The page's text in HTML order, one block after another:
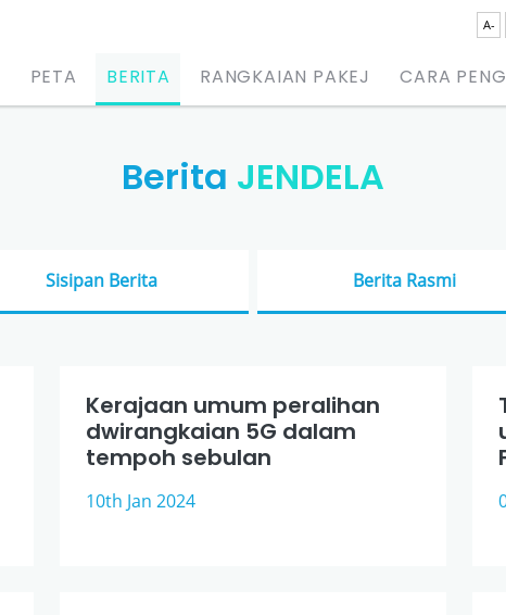
A-
PETA BERITA RANGKAIAN PAKEJ CARA
Berita JENDELA
Sisipan Berita Berita Rasmi
Kerajaan umum peralihan
dwirangkaian 5G dalam
tempoh sebulan
10th Jan 2024